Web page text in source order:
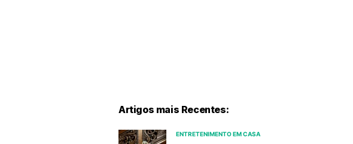
Artigos mais Recentes:
ENTRETENIMENTO EM CASA